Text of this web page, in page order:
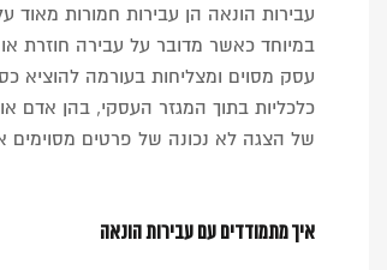
עבירות הונאה הן עבירות חמורות
במיוחד כאשר מדובר על עבירה חוזרת
עסק מסוים ומצליחות בעורמה להוציא
כלכליות בתוך המגזר העסקי, בהן אדם
של הצגה לא נכונה של פרטים מסוימים
איך מתמודדים עם עבירות הונאה